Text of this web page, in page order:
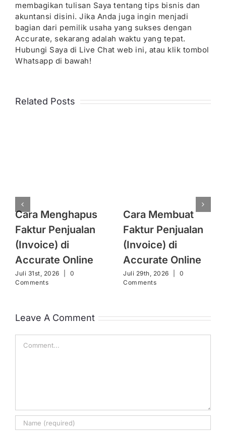
membagikan tulisan Saya tentang tips bisnis dan
akuntansi disini. Jika Anda juga ingin menjadi
bagian dari pemilik usaha yang sukses dengan
Accurate, sekarang adalah waktu yang tepat.
Hubungi Saya di Live Chat web ini, atau klik tombol
Whatsapp di bawah!
Related Posts
Cara Menghapus
Faktur Penjualan
(Invoice) di
Accurate Online
Juli 31st, 2026
0
Comments
Cara Membuat
Faktur Penjualan
(Invoice) di
Accurate Online
Juli 29th, 2026
0
Comments
Leave A Comment